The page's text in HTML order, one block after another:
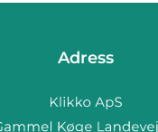
Adress